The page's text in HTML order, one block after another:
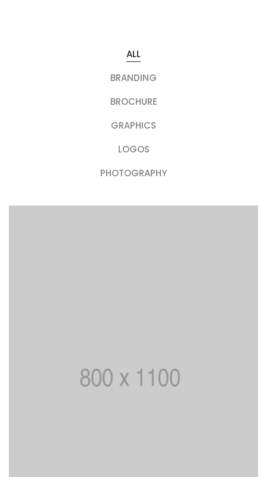
ALL
BRANDING
BROCHURE
GRAPHICS
LOGOS
PHOTOGRAPHY